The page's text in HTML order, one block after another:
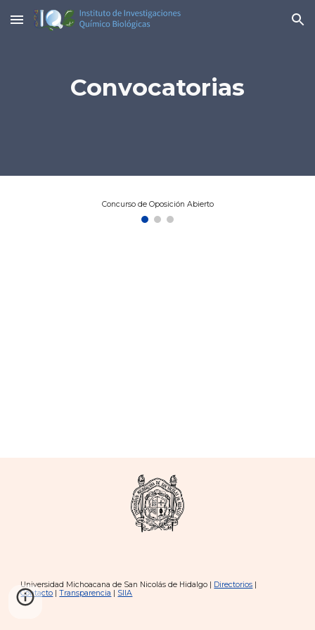
Skip to main content Skip to navigation
Convocatorias
Concurso de Oposición Abierto
Universidad Michoacana de San Nicolás de Hidalgo | Directorios
Contacto
Transparencia SIIA